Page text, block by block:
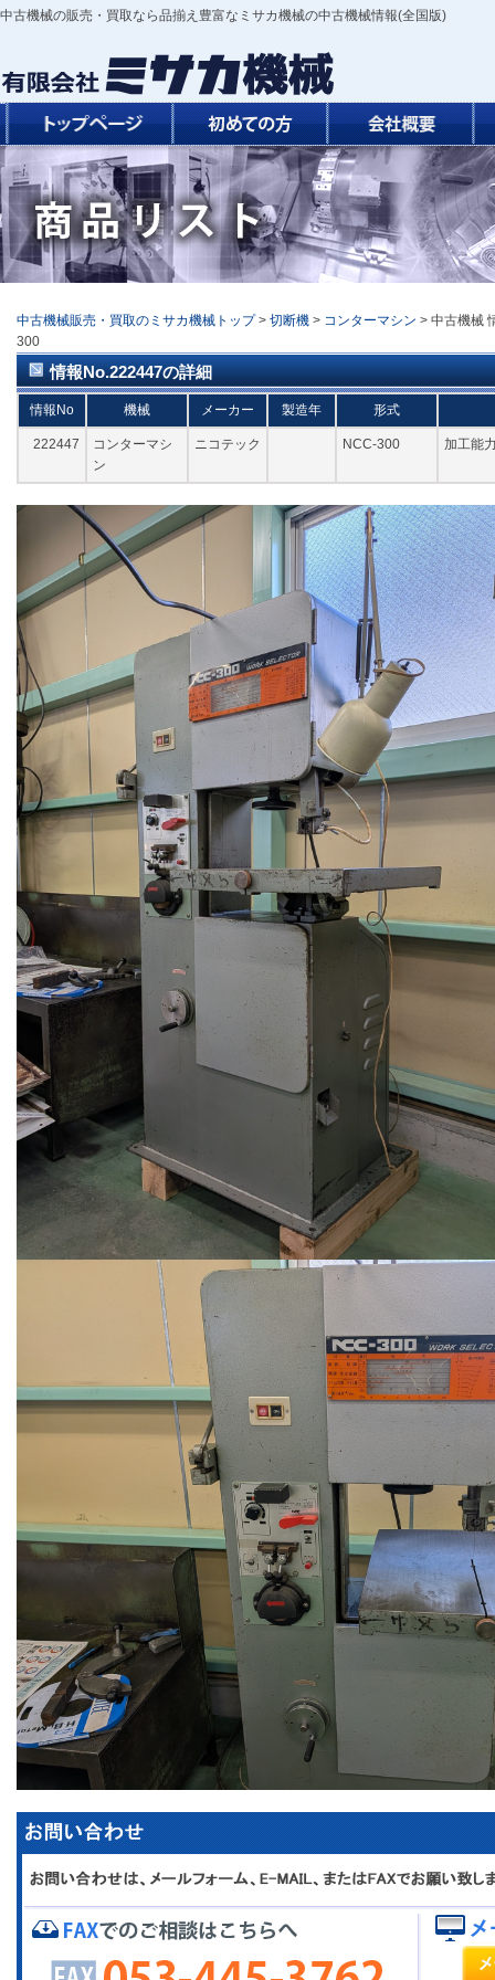
中古機械の販売・買取なら品揃え豊富なミサカ機械の中古機械情報(全国版)
中古機械販売・買取のミサカ機械トップ > 切断機 > コンターマシン > 中古機械
300
情報No.222447の詳細
情報No 機械 メーカー 製造年 形式
222447
コンターマシ
ン
ニコテック NCC-300 加工能